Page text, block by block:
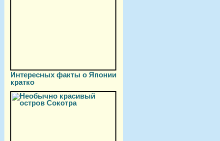
Интересных факты о Японии
кратко